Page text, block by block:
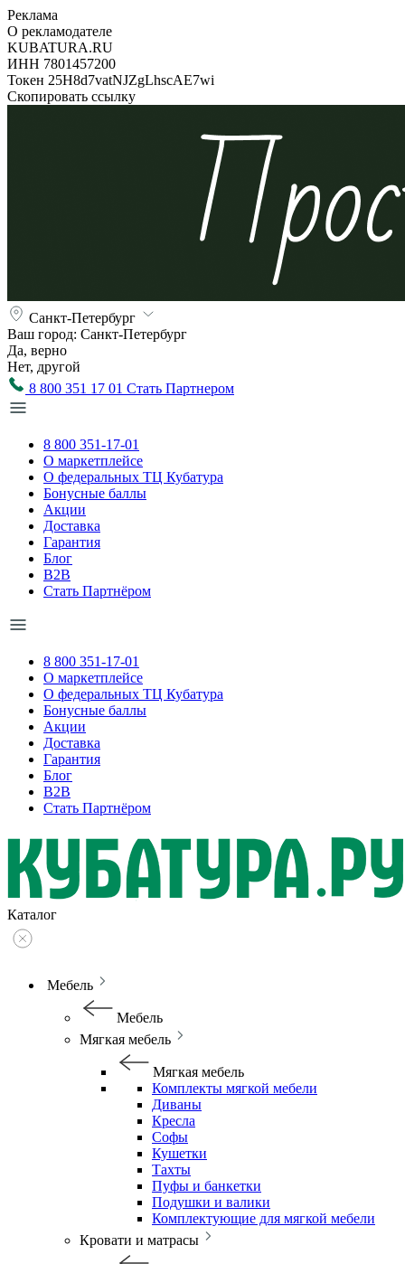
Реклама
О рекламодателе
KUBATURA.RU
ИНН 7801457200
Токен 25H8d7vatNJZgLhscAE7wi
Скопировать ссылку
Санкт-Петербург
Ваш город: Санкт-Петербург
Да, верно
Нет, другой
8 800 351 17 01 Стать Партнером
8 800 351-17-01
О маркетплейсе
О федеральных ТЦ Кубатура
Бонусные баллы
Акции
Доставка
Гарантия
Блог
B2B
Стать Партнёром
8 800 351-17-01
О маркетплейсе
О федеральных ТЦ Кубатура
Бонусные баллы
Акции
Доставка
Гарантия
Блог
B2B
Стать Партнёром
Каталог
Мебель
Мебель
Мягкая мебель
Мягкая мебель
Комплекты мягкой мебели
Диваны
Кресла
Софы
Кушетки
Тахты
Пуфы и банкетки
Подушки и валики
Комплектующие для мягкой мебели
Кровати и матрасы